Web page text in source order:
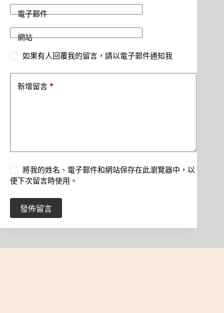
電子郵件
網站
如果有人回覆我的留言，請以電子郵件通知我
新增留言 *
將我的姓名、電子郵件和網站保存在此瀏覽器中，以
便下次留言時使用。
發佈留言